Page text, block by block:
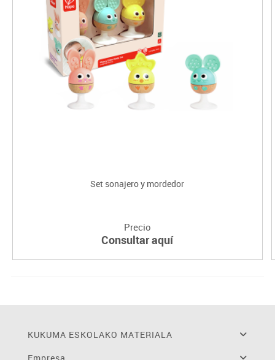
Set sonajero y mordedor
Precio
Consultar aquí
KUKUMA ESKOLAKO MATERIALA